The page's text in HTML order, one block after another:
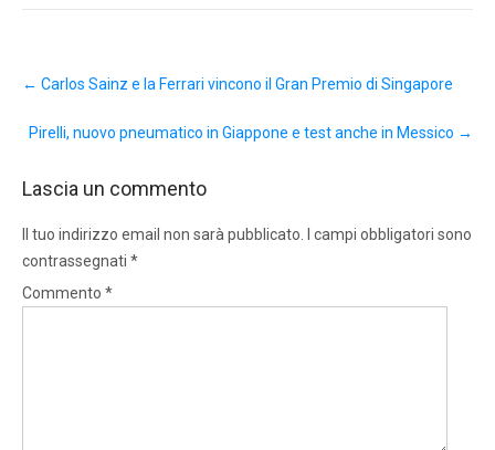
navigation
← Carlos Sainz e la Ferrari vincono il Gran Premio di Singapore
Pirelli, nuovo pneumatico in Giappone e test anche in Messico →
Lascia un commento
Il tuo indirizzo email non sarà pubblicato.
I campi obbligatori sono
contrassegnati *
Commento *